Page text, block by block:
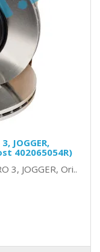
JOGGER,
402065054R)
3, JOGGER, Ori..